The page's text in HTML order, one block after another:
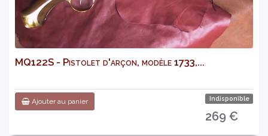
MQ122S - Pistolet d'arçon, modèle 1733,...
Ajouter au panier Indisponible
269 €